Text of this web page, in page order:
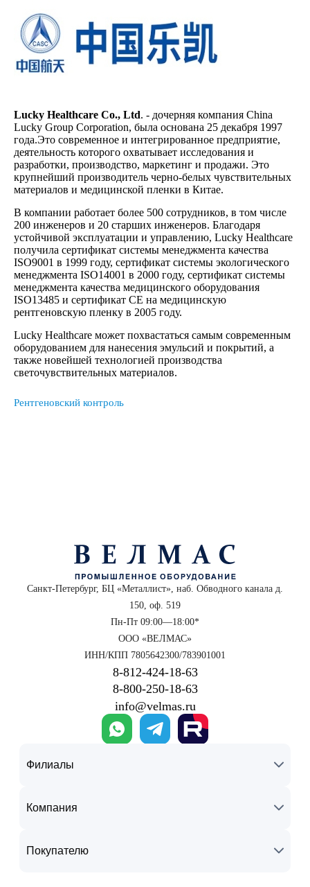
Lucky Healthcare Co., Ltd. - дочерняя компания China
Lucky Group Corporation, была основана 25 декабря 1997
года.Это современное и интегрированное предприятие,
деятельность которого охватывает исследования и
разработки, производство, маркетинг и продажи. Это
крупнейший производитель черно-белых чувствительных
материалов и медицинской пленки в Китае.
В компании работает более 500 сотрудников, в том числе
200 инженеров и 20 старших инженеров. Благодаря
устойчивой эксплуатации и управлению, Lucky Healthcare
получила сертификат системы менеджмента качества
ISO9001 в 1999 году, сертификат системы экологического
менеджмента ISO14001 в 2000 году, сертификат системы
менеджмента качества медицинского оборудования
ISO13485 и сертификат CE на медицинскую
рентгеновскую пленку в 2005 году.
Lucky Healthcare может похвастаться самым современным
оборудованием для нанесения эмульсий и покрытий, а
также новейшей технологией производства
светочувствительных материалов.
Рентгеновский контроль
Санкт-Петербург, БЦ «Металлист», наб. Обводного канала д.
150, оф. 519
Пн-Пт 09:00—18:00*
ООО «ВЕЛМАС»
ИНН/КПП 7805642300/783901001
8‑812‑424‑18‑63
8‑800‑250‑18‑63
info@velmas.ru
Филиалы
Компания
Покупателю